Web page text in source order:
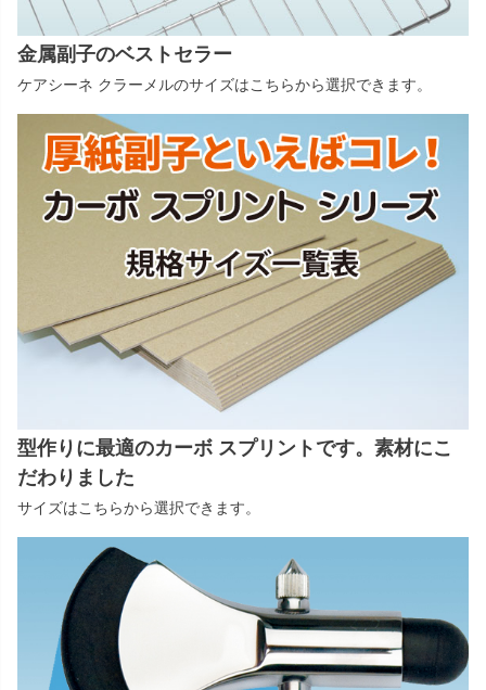
金属副子のベストセラー
ケアシーネ クラーメルのサイズはこちらから選択できます。
型作りに最適のカーボ スプリントです。素材にこ
だわりました
サイズはこちらから選択できます。